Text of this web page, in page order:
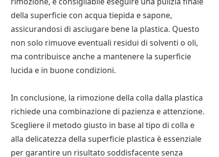
della superficie con acqua tiepida e sapone,
assicurandosi di asciugare bene la plastica. Questo
non solo rimuove eventuali residui di solventi o oli,
ma contribuisce anche a mantenere la superficie
lucida e in buone condizioni.
In conclusione, la rimozione della colla dalla plastica
richiede una combinazione di pazienza e attenzione.
Scegliere il metodo giusto in base al tipo di colla e
alla delicatezza della superficie plastica è essenziale
per garantire un risultato soddisfacente senza